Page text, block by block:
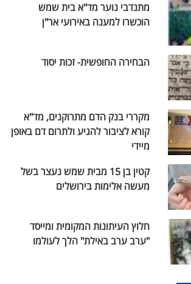
מתנדבי נוער מד"א בית שמש
הוכשרו למענה באירועי אר"ן
הבחירה החופשית- זכות יסוד
מקררי בנק הדם מתרוקנים, מד"א
קורא לציבור להגיע ולתרום דם באופן
מיידי
קטין בן 15 מבית שמש נעצר בשל
מעשה אלימות בירושלים
חלוץ העיתונות המקומית ומייסד
"ערב ערב באילת" הלך לעולמו